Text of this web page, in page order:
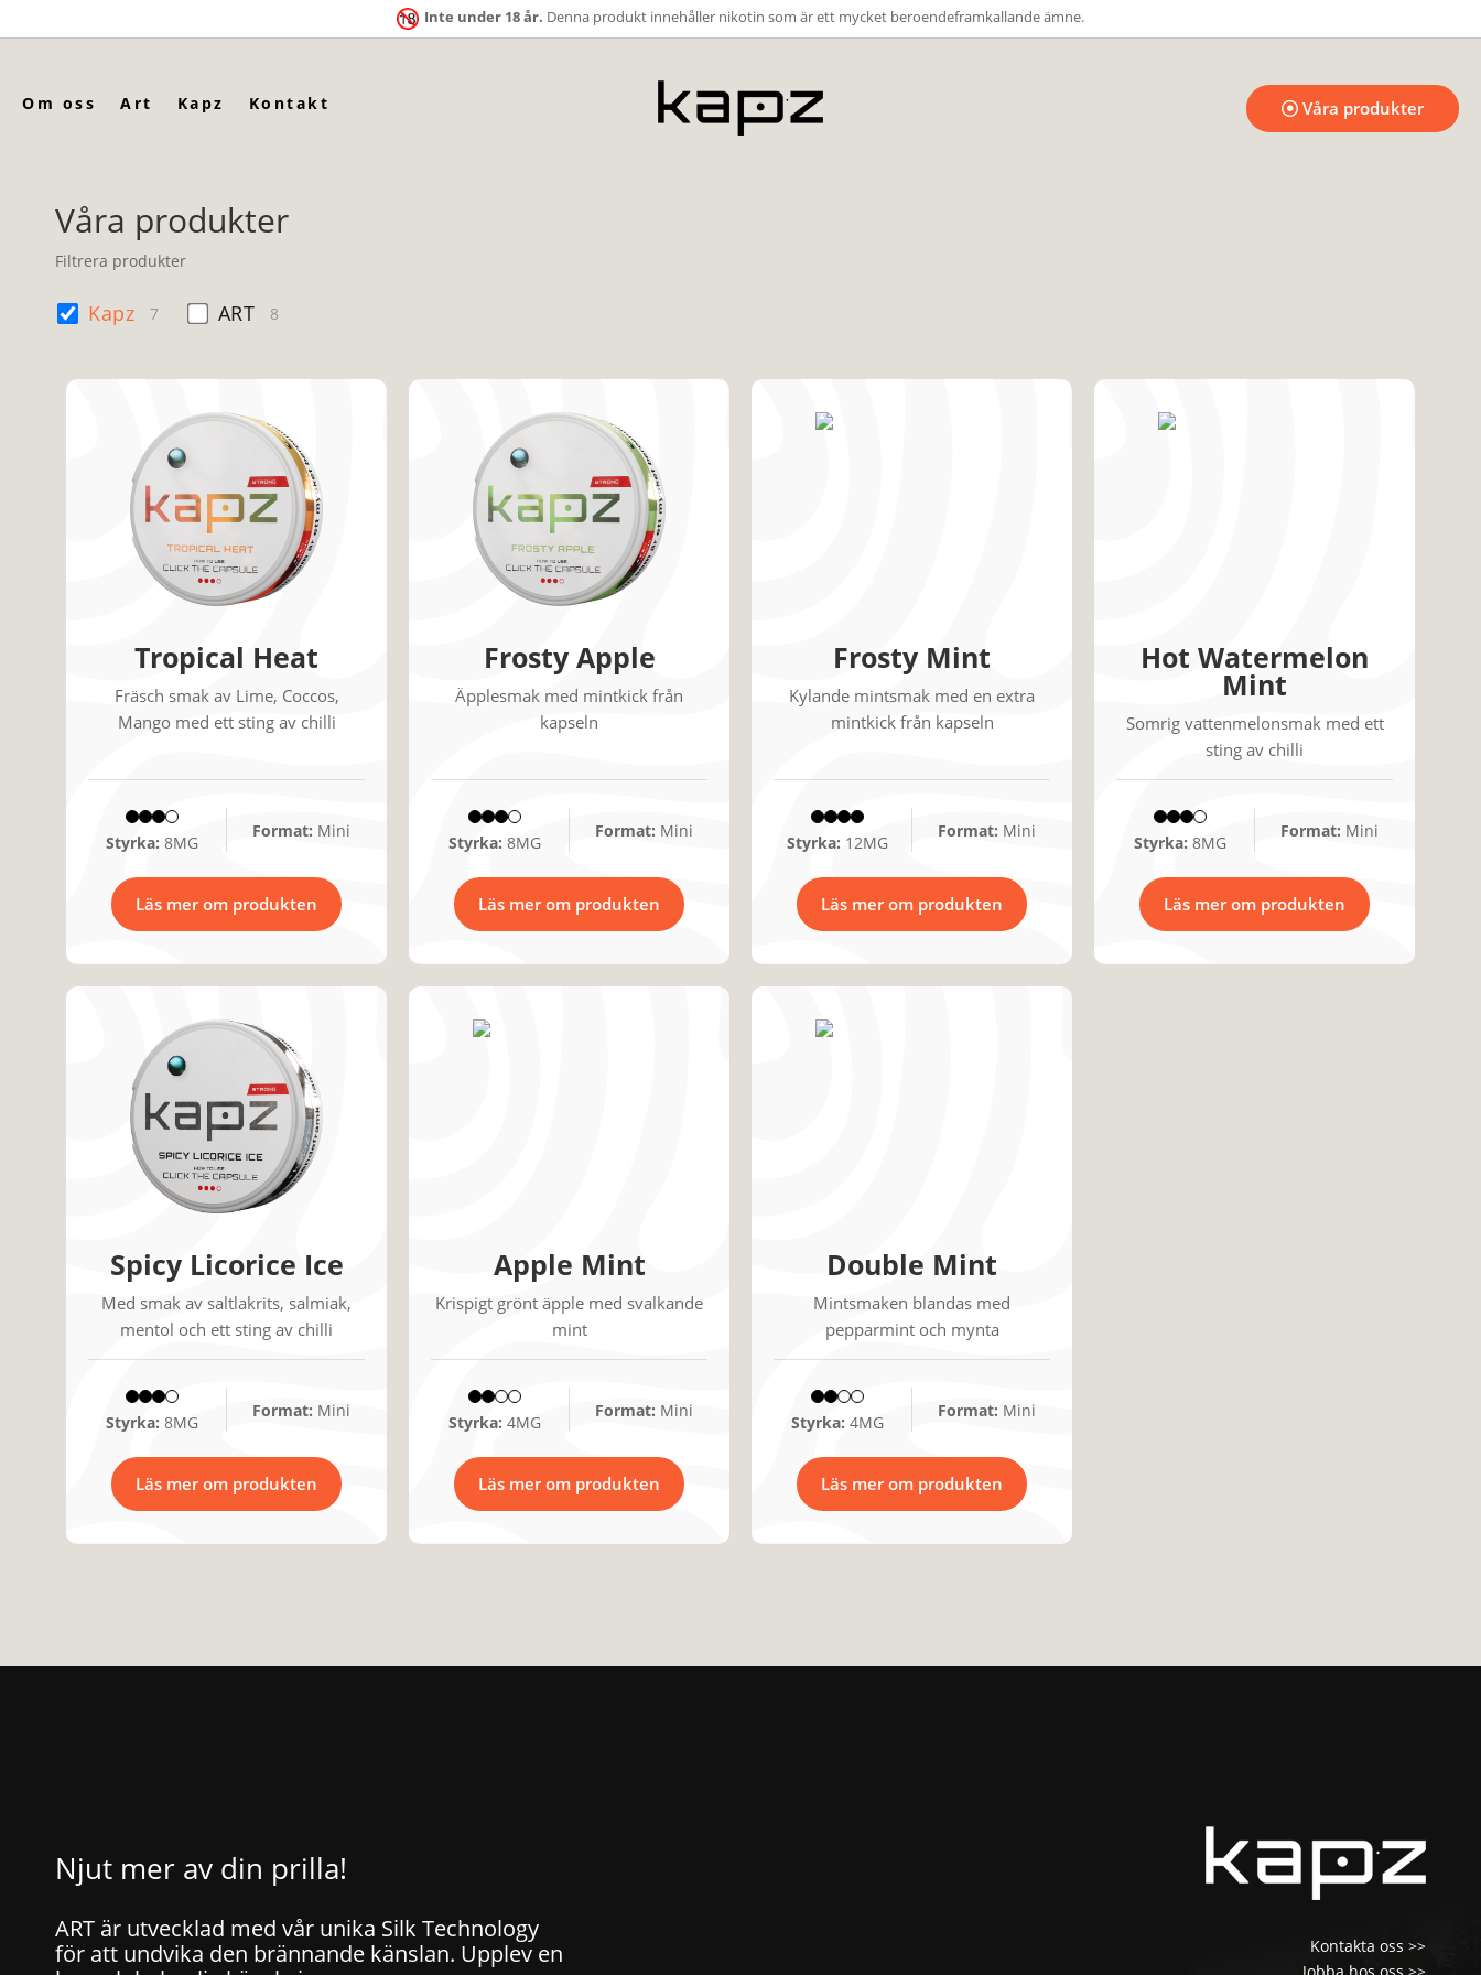
Inte under 18 år. Denna produkt innehåller nikotin som är ett mycket beroendeframkallande ämne.
Om oss Art Kapz Kontakt Våra produkter
Våra produkter
Filtrera produkter
Kapz 7 ART 8
Tropical Heat
Fräsch smak av Lime, Coccos,
Mango med ett sting av chilli
Styrka: 8MG
Format: Mini
Läs mer om produkten
Frosty Apple
Äpplesmak med mintkick från
kapseln
Styrka: 8MG
Format: Mini
Läs mer om produkten
Frosty Mint
Kylande mintsmak med en extra
mintkick från kapseln
Styrka: 12MG
Format: Mini
Läs mer om produkten
Hot Watermelon
Mint
Somrig vattenmelonsmak med ett
sting av chilli
Styrka: 8MG
Format: Mini
Läs mer om produkten
Spicy Licorice Ice
Med smak av saltlakrits, salmiak,
mentol och ett sting av chilli
Styrka: 8MG
Format: Mini
Läs mer om produkten
Apple Mint
Krispigt grönt äpple med svalkande
mint
Styrka: 4MG
Format: Mini
Läs mer om produkten
Double Mint
Mintsmaken blandas med
pepparmint och mynta
Styrka: 4MG
Format: Mini
Läs mer om produkten
Njut mer av din prilla!
ART är utvecklad med vår unika Silk Technology
för att undvika den brännande känslan. Upplev en
Kontakta oss >>
Jobba hos oss >>